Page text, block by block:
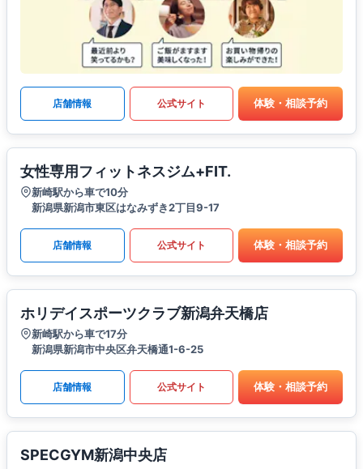
店舗情報 公式サイト 体験・相談予約
女性専用フィットネスジム+FIT.
新崎駅から車で10分
新潟県新潟市東区はなみずき2丁目9-17
店舗情報 公式サイト 体験・相談予約
ホリデイスポーツクラブ新潟弁天橋店
新崎駅から車で17分
新潟県新潟市中央区弁天橋通1-6-25
店舗情報 公式サイト 体験・相談予約
SPECGYM新潟中央店